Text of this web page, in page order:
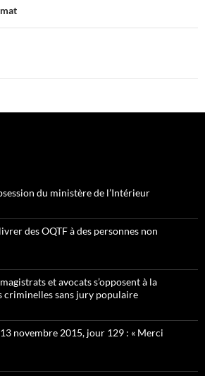
du ministère de l’Intérieur
des OQTF à des personnes non
et avocats s’opposent à la
criminelles sans jury populaire
novembre 2015, jour 129 : « Merci